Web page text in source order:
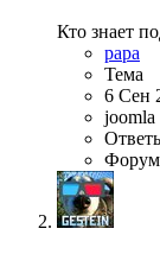
Кто знает
papa
Тема
6 Сен
joomla